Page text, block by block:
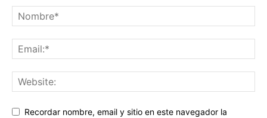
Recordar nombre, email y sitio en este navegador la